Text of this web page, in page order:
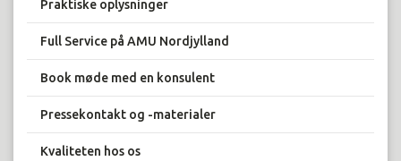
Praktiske oplysninger
Full Service på AMU Nordjylland
Book møde med en konsulent
Pressekontakt og -materialer
Kvaliteten hos os